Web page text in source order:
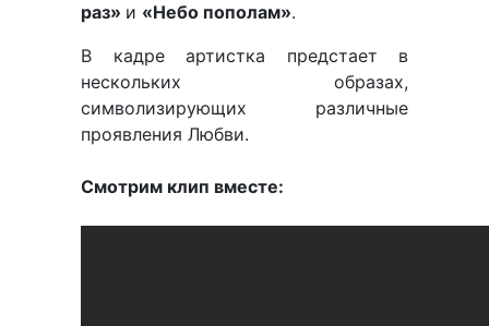
раз» и «Небо пополам».
В кадре артистка предстает в
нескольких образах,
символизирующих различные
проявления Любви.
Смотрим клип вместе: